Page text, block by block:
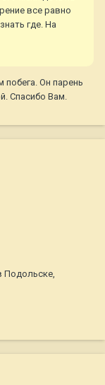
все равно
где. На
Он парень
Спасибо Вам.
Подольске,